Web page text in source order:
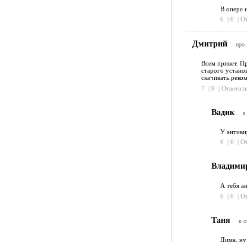
В опере
6
| 6 |
Дмитрий про
Всем привет.
старого
7
| 9 | Ответить
Вадик в
У
6
| 6 |
А тебя
6
| 6 |
Таня в
Дима, ну